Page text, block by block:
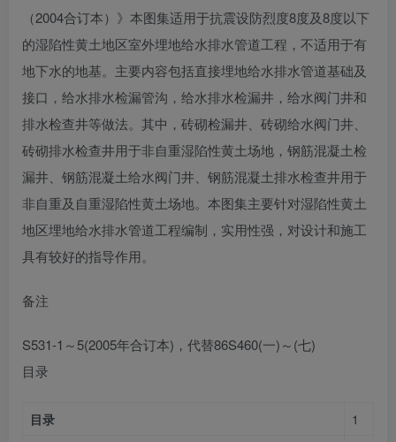
（2004合订本）》本图集适用于抗震设防烈度8度及8度以下
的湿陷性黄土地区室外埋地给水排水管道工程，不适用于有
地下水的地基。主要内容包括直接埋地给水排水管道基础及
接口，给水排水检漏管沟，给水排水检漏井，给水阀门井和
排水检查井等做法。其中，砖砌检漏井、砖砌给水阀门井、
砖砌排水检查井用于非自重湿陷性黄土场地，钢筋混凝土检
漏井、钢筋混凝土给水阀门井、钢筋混凝土排水检查井用于
非自重及自重湿陷性黄土场地。本图集主要针对湿陷性黄土
地区埋地给水排水管道工程编制，实用性强，对设计和施工
具有较好的指导作用。
备注
S531-1～5(2005年合订本)，代替86S460(一)～(七)
目录
目录
1